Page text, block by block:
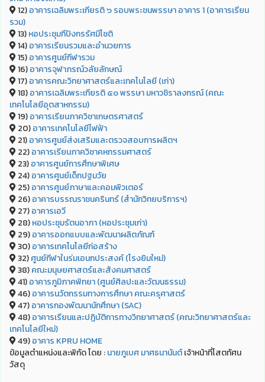
12)อาคารเฉลิมพระเกียรติ ๖ รอบพระชนพรรษา อาคาร 1 (อาคารเรียน
รวม)
13)หอประชุมทีปังกรรัศมีโชติ
14)อาคารเรียนรวมและอำนวยการ
15)อาคารศูนย์กีฬารวม
16)อาคารจุฬาภรณ์วลัยลักษณ์
17)อาคารคณะวิทยาศาสตร์และเทคโนโลยี (เก่า)
18)อาคารเฉลิมพระเกียรติ ๕๐ พรรษา มหาวชิราลงกรณ์ (คณะ
เทคโนโลยีอุตสาหกรรม)
19)อาคารเรียนภาควิชาเกษตรศาสตร์
20)อาคารเทคโนโลยีไฟฟ้า
21)อาคารศูนย์ส่งเสริมและตรวจสอบการผลิตฯ
22)อาคารเรียนภาควิชาคหกรรมศาสตร์
23)อาคารศูนย์การศึกษาพิเศษ
24)อาคารศูนย์เด็กปฐมวัย
25)อาคารศูนย์ภาษาและคอมพิวเตอร์
26)อาคารบรรณราชนครินทร์ (สำนักวิทยบริการฯ)
27)อาคารเอวี
28)หอประชุมรัตนอาภา (หอประชุมเก่า)
29)อาคารออกแบบและพัฒนาผลิตภัณฑ์
30)อาคารเทคโนโลยีก่อสร้าง
32)ศูนย์กีฬาในร่มเอนกประสงค์ (โรงยิมใหม่)
38)คณะมนุษยศาสตร์และสังคมศาสตร์
41)อาคารภูมิภาคพิทยา (ศูนย์ศิลปะและวัฒนธรรม)
46)อาคารนวัตกรรมทางการศึกษา คณะครุศาสตร์
47)อาคารกองพัฒนานักศึกษา (SAC)
48)อาคารเรียนและปฏิบัติการทางวิทยาศาสตร์ (คณะวิทยาศาสตร์และ
เทคโนโลยีใหม่)
49)อาคาร KPRU HOME
ข้อมูลตำแหน่งและพิกัด โดย :นายภูเบศ มาศธนานันต์เจ้าหน้าที่โสตทัศน
วัสดุ